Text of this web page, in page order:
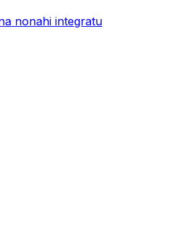
nonahi integratu